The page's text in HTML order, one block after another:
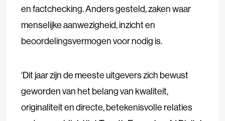
en factchecking. Anders gesteld, zaken waar
menselijke aanwezigheid, inzicht en
beoordelingsvermogen voor nodig is.
‘Dit jaar zijn de meeste uitgevers zich bewust
geworden van het belang van kwaliteit,
originaliteit en directe, betekenisvolle relaties